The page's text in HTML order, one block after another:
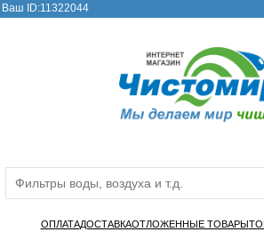
Ваш ID:11322044
ОПЛАТАДОСТАВКАОТЛОЖЕННЫЕ ТОВАРЫ